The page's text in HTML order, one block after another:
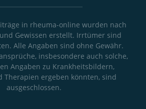
in rheuma-online wurden nach
Gewissen erstellt. Irrtümer sind
Alle Angaben sind ohne Gewähr.
insbesondere auch solche,
Angaben zu Krankheitsbildern,
Therapien ergeben könnten, sind
ausgeschlossen.